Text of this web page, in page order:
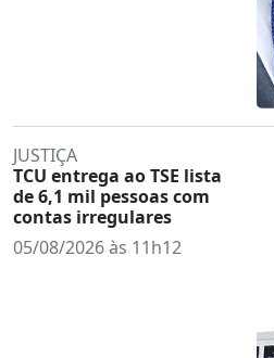
JUSTIÇA
TCU entrega ao TSE lista
de 6,1 mil pessoas com
contas irregulares
05/08/2026 às 11h12